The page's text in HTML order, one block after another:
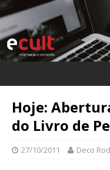
Hoje:
do Livro de
27/10/2011 Deco